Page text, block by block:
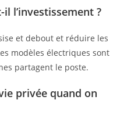
l’investissement ?
et debout et réduire les
modèles électriques sont
partagent le poste.
privée quand on